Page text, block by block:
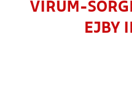
VIRUM-
EJBY